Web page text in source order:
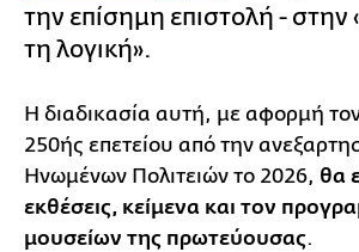
την επίσημη επιστολή - στην
τη λογική».
Η διαδικασία αυτή, με αφορμή
250ής επετείου από την
Ηνωμένων Πολιτειών το 2026, θα
εκθέσεις, κείμενα και τον
μουσείων της πρωτεύουσας.